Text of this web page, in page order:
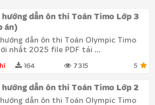
dẫn ôn thi Toán Timo Lớp 3
án)
dẫn ôn thi Toán Olympic Timo
nhất 2025 file PDF tải ...
164 7315 5
dẫn ôn thi Toán Timo Lớp 2
dẫn ôn thi Toán Olympic Timo